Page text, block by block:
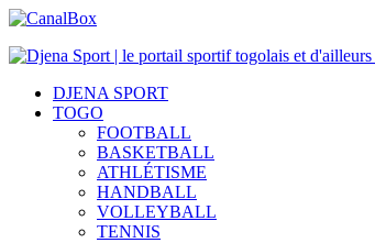
DJENA SPORT
TOGO
FOOTBALL
BASKETBALL
ATHLÉTISME
HANDBALL
VOLLEYBALL
TENNIS